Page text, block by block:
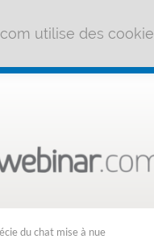
utilise des
du chat mise à nue